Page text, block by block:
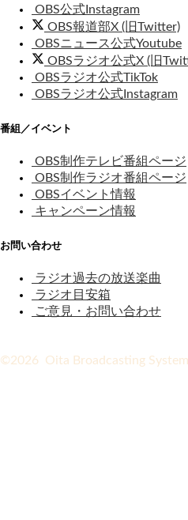
OBS公式Instagram
OBS報道部X (旧Twitter)
OBSニュース公式Youtube
OBSラジオ公式X (旧
OBSラジオ公式TikTok
OBSラジオ公式Instagram
番組／イベント
OBS制作テレビ番組ページ
OBS制作ラジオ番組ページ
OBSイベント情報
キャンペーン情報
お問い合わせ
ラジオ過去の放送楽曲
ラジオ目安箱
ご意見・お問い合わせ
©2026 Oita Broadcasting